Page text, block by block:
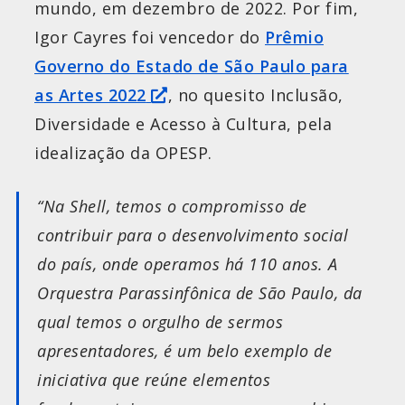
mundo, em dezembro de 2022. Por fim,
Igor Cayres foi vencedor do Prêmio
Governo do Estado de São Paulo para
as Artes 2022
, no quesito Inclusão,
Diversidade e Acesso à Cultura, pela
idealização da OPESP.
“Na Shell, temos o compromisso de
contribuir para o desenvolvimento social
do país, onde operamos há 110 anos. A
Orquestra Parassinfônica de São Paulo, da
qual temos o orgulho de sermos
apresentadores, é um belo exemplo de
iniciativa que reúne elementos